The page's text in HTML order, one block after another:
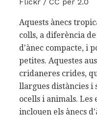
Flickr / CC per 2.0
Aquests ànecs
colls, a diferència
d'ànec compacte, i
petites. Aquestes
cridaneres crides,
llargues distàncies i
ocells i animals. Les
inclouen els ànecs